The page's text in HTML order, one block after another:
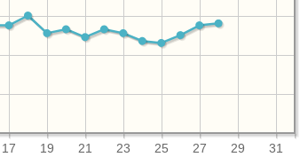
17 19 21 23 25 27 29 31